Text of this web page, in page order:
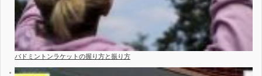
バドミントンラケットの握り方と振り方